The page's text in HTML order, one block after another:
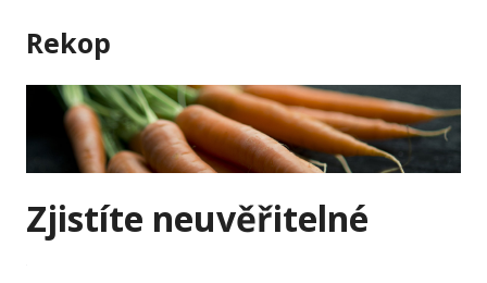
to
Rekop
Zjistíte neuvěřitelné